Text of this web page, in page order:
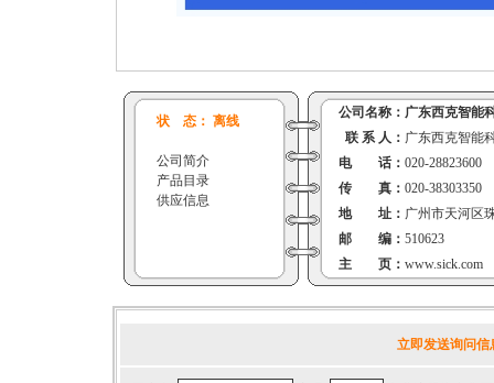
状 态： 离线
公司简介
产品目录
供应信息
公司名称： 广东西克智能
联 系 人： 广东西克智能
电 话： 020-28823600
传 真： 020-38303350
地 址： 广州市天河区
邮 编： 510623
主 页： www.sick.com
立即发送询问信